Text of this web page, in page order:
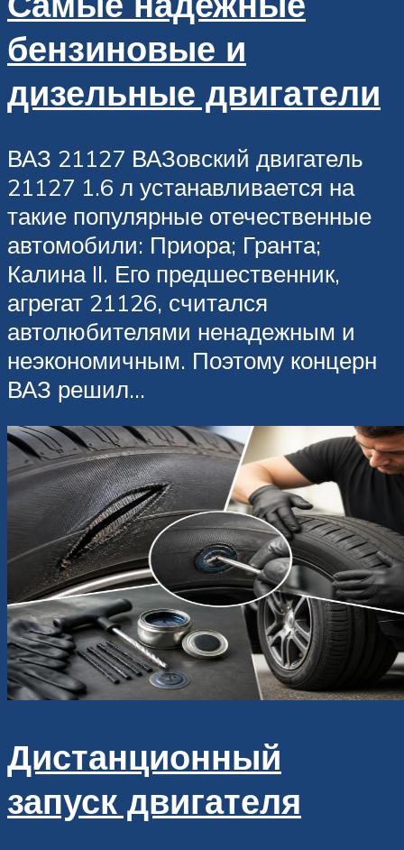
бензиновые и
дизельные двигатели
ВАЗ 21127 ВАЗовский двигатель
21127 1.6 л устанавливается на
такие популярные отечественные
автомобили: Приора; Гранта;
Калина II. Его предшественник,
агрегат 21126, считался
автолюбителями ненадежным и
неэкономичным. Поэтому концерн
ВАЗ решил...
Дистанционный
запуск двигателя